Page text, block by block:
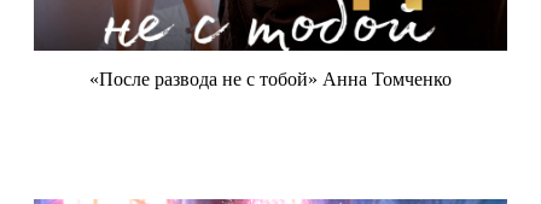
«После развода не с тобой» Анна Томченко